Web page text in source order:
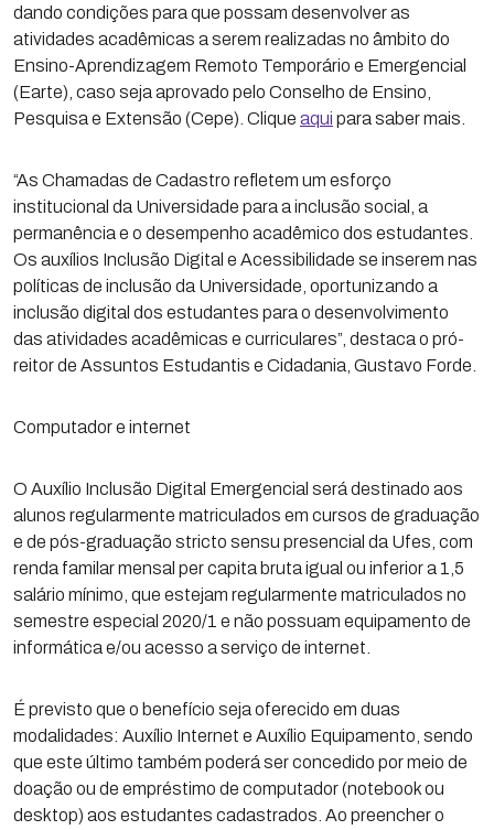
dando condições para que possam desenvolver as
atividades acadêmicas a serem realizadas no âmbito do
Ensino-Aprendizagem Remoto Temporário e Emergencial
(Earte), caso seja aprovado pelo Conselho de Ensino,
Pesquisa e Extensão (Cepe). Clique aqui para saber mais.
“As Chamadas de Cadastro refletem um esforço
institucional da Universidade para a inclusão social, a
permanência e o desempenho acadêmico dos estudantes.
Os auxílios Inclusão Digital e Acessibilidade se inserem nas
políticas de inclusão da Universidade, oportunizando a
inclusão digital dos estudantes para o desenvolvimento
das atividades acadêmicas e curriculares”, destaca o pró-
reitor de Assuntos Estudantis e Cidadania, Gustavo Forde.
Computador e internet
O Auxílio Inclusão Digital Emergencial será destinado aos
alunos regularmente matriculados em cursos de graduação
e de pós-graduação stricto sensu presencial da Ufes, com
renda familar mensal per capita bruta igual ou inferior a 1,5
salário mínimo, que estejam regularmente matriculados no
semestre especial 2020/1 e não possuam equipamento de
informática e/ou acesso a serviço de internet.
É previsto que o benefício seja oferecido em duas
modalidades: Auxílio Internet e Auxílio Equipamento, sendo
que este último também poderá ser concedido por meio de
doação ou de empréstimo de computador (notebook ou
desktop) aos estudantes cadastrados. Ao preencher o